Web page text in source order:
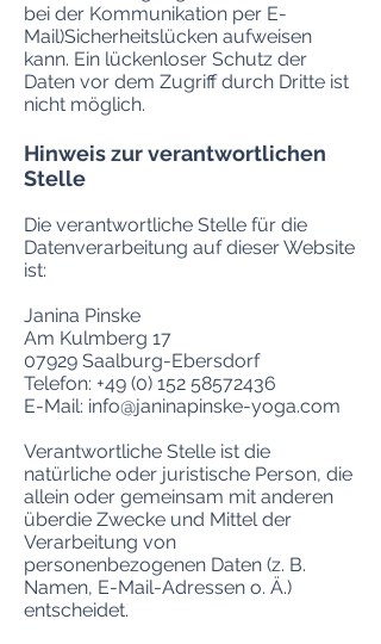
bei der Kommunikation per E-
Mail)Sicherheitslücken aufweisen
kann. Ein lückenloser Schutz der
Daten vor dem Zugriff durch Dritte ist
nicht möglich.
Hinweis zur verantwortlichen
Stelle
Die verantwortliche Stelle für die
Datenverarbeitung auf dieser Website
ist:
Janina Pinske
Am Kulmberg 17
07929 Saalburg-Ebersdorf
Telefon: +49 (0) 152 58572436
E-Mail: info@janinapinske-yoga.com
Verantwortliche Stelle ist die
natürliche oder juristische Person, die
allein oder gemeinsam mit anderen
überdie Zwecke und Mittel der
Verarbeitung von
personenbezogenen Daten (z. B.
Namen, E-Mail-Adressen o. Ä.)
entscheidet.